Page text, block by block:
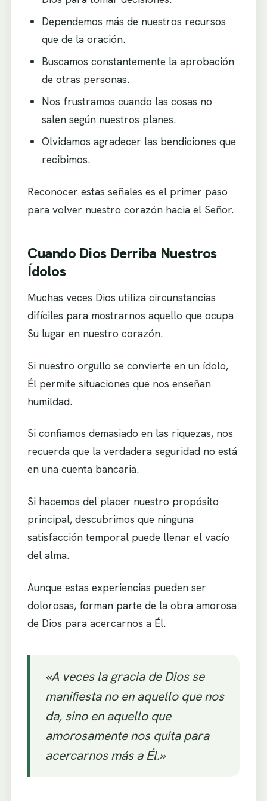
Dependemos más de nuestros recursos
que de la oración.
Buscamos constantemente la aprobación
de otras personas.
Nos frustramos cuando las cosas no
salen según nuestros planes.
Olvidamos agradecer las bendiciones que
recibimos.
Reconocer estas señales es el primer paso
para volver nuestro corazón hacia el Señor.
Cuando Dios Derriba Nuestros
Ídolos
Muchas veces Dios utiliza circunstancias
difíciles para mostrarnos aquello que ocupa
Su lugar en nuestro corazón.
Si nuestro orgullo se convierte en un ídolo,
Él permite situaciones que nos enseñan
humildad.
Si confiamos demasiado en las riquezas, nos
recuerda que la verdadera seguridad no está
en una cuenta bancaria.
Si hacemos del placer nuestro propósito
principal, descubrimos que ninguna
satisfacción temporal puede llenar el vacío
del alma.
Aunque estas experiencias pueden ser
dolorosas, forman parte de la obra amorosa
de Dios para acercarnos a Él.
«A veces la gracia de Dios se
manifiesta no en aquello que nos
da, sino en aquello que
amorosamente nos quita para
acercarnos más a Él.»